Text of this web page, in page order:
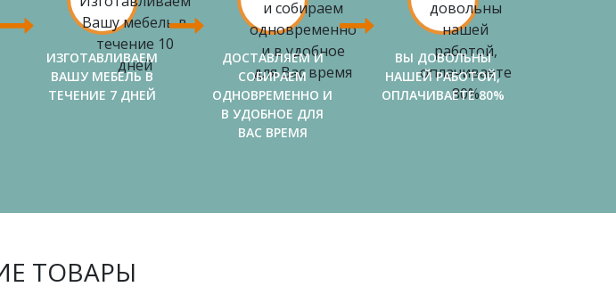
ИЗГОТАВЛИВАЕМ
ВАШУ МЕБЕЛЬ В
ТЕЧЕНИЕ 7 ДНЕЙ
ДОСТАВЛЯЕМ И
СОБИРАЕМ
ОДНОВРЕМЕННО И
В УДОБНОЕ ДЛЯ
ВАС ВРЕМЯ
ВЫ ДОВОЛЬНЫ
НАШЕЙ РАБОТОЙ,
ОПЛАЧИВАЕТЕ 80%
ТОВАРЫ